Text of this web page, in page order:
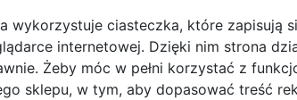
wykorzystuje ciasteczka, które zapisują
internetowej. Dzięki nim strona
Żeby móc w pełni korzystać z
sklepu, w tym, aby dopasować treść